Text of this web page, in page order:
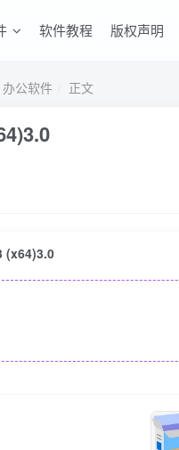
软件教程 版权声明
办公软件 正文
(x64)3.0